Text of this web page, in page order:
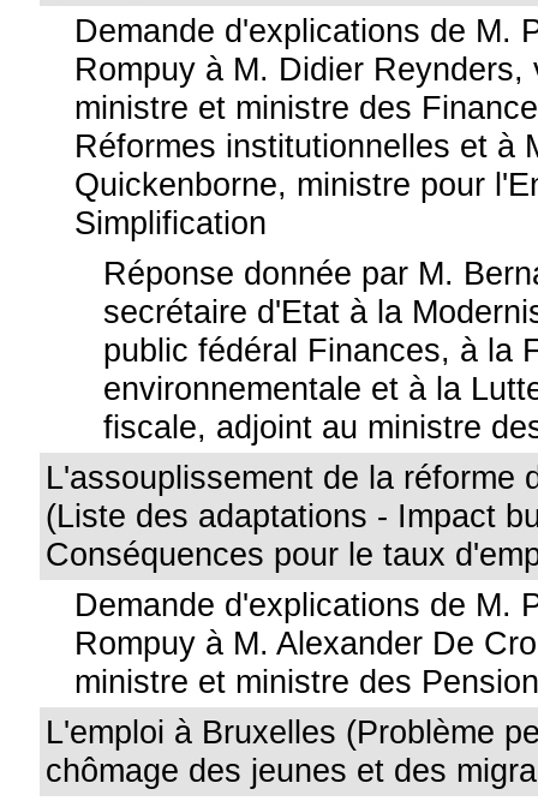
Demande d'explications de M.
Rompuy à M. Didier Reynders,
ministre et ministre des
Réformes institutionnelles et à
Quickenborne, ministre pour
Simplification
Réponse donnée par M.
secrétaire d'Etat à la
public fédéral Finances, à la
environnementale et à la
fiscale, adjoint au ministre
L'assouplissement de la réforme
(Liste des adaptations - Impact
Conséquences pour le taux
Demande d'explications de M.
Rompuy à M. Alexander De
ministre et ministre des
L'emploi à Bruxelles (Problème
chômage des jeunes et des